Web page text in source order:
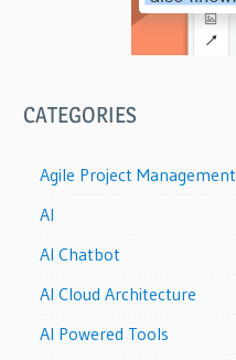
CATEGORIES
Agile Project Management
AI
AI Chatbot
AI Cloud Architecture
AI Powered Tools